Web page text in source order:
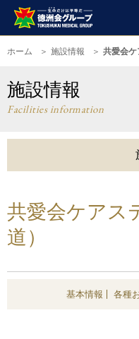
ホーム 施設情報 共愛会ケ
施設情報
Facilities information
共愛会ケアス
道）
基本情報 各種